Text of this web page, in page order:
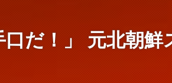
口だ！」 元北朝鮮